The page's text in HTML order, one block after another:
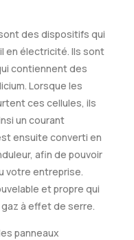
des dispositifs qui
en électricité. Ils sont
contiennent des
Lorsque les
ces cellules, ils
un courant
ensuite converti en
afin de pouvoir
votre entreprise.
et propre qui
à effet de serre.
panneaux